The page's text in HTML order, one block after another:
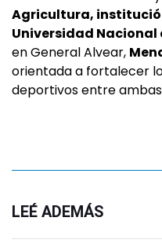
Agricultura,
Universidad Nacional
en General Alvear,
orientada a fortalecer
deportivos entre
LEÉ ADEMÁS